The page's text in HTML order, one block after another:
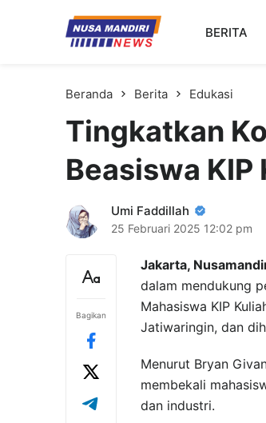
Kampus Digital
Universitas Nusa Mandiri
BERITA
Beranda Berita Edukasi
Tingkatkan
Beasiswa KIP
Umi Faddillah
25 Februari 2025 12:02 pm
Bagikan
Jakarta,
dalam mendukung
Mahasiswa KIP
Jatiwaringin, dan
Menurut Bryan
membekali
dan industri.